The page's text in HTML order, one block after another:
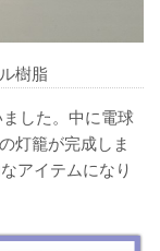
樹脂
した。中に電球
灯籠が完成しま
アイテムになり